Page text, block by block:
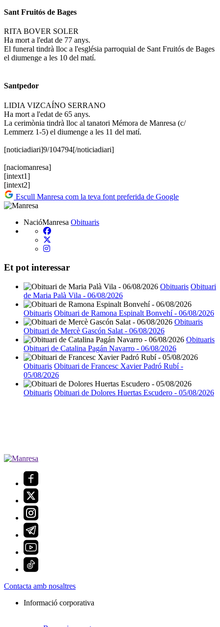
Sant Fruitós de Bages
RITA BOVER SOLER
Ha mort a l'edat de 77 anys.
El funeral tindrà lloc a l'església parroquial de Sant Fruitós de Bages
el diumenge a les 10 del matí.
Santpedor
LIDIA VIZCAÍNO SERRANO
Ha mort a l'edat de 65 anys.
La cerimònia tindrà lloc al tanatori Mémora de Manresa (c/
Lemmerz 1-5) el diumenge a les 11 del matí.
[noticiadiari]9/104794[/noticiadiari]
[naciomanresa]
[intext1]
[intext2]
Escull Manresa com la teva font preferida de Google
NacióManresa Obituaris
Et pot interessar
Obituaris Obituari
de Maria Palà Vila - 06/08/2026
Obituaris Obituari de Ramona Espinalt Bonvehí - 06/08/2026
Obituaris
Obituari de Mercè Gascón Salat - 06/08/2026
Obituaris
Obituari de Catalina Pagán Navarro - 06/08/2026
Obituaris Obituari de Francesc Xavier Padró Rubí -
05/08/2026
Obituaris Obituari de Dolores Huertas Escudero - 05/08/2026
Contacta amb nosaltres
Informació corporativa